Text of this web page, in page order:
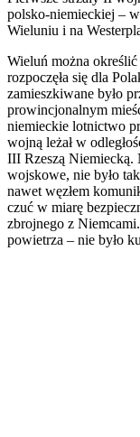
polsko-niemieckiej –
Wieluniu i na
Wieluń można
rozpoczęła się dla
zamieszkiwane było
prowincjonalnym
niemieckie lotnictwo
wojną leżał w
III Rzeszą Niemiecką.
wojskowe, nie było
nawet węzłem
czuć w miarę
zbrojnego z
powietrza – nie było